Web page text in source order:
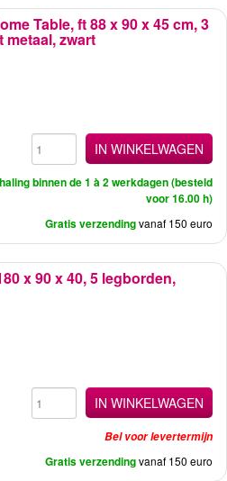
Table, ft 88 x 90 x 45 cm, 3
metaal, zwart
IN WINKELWAGEN
binnen de 1 à 2 werkdagen (besteld
voor 16.00 h)
Gratis verzendingvanaf 150 euro
x 90 x 40, 5 legborden,
IN WINKELWAGEN
Bel voor levertermijn
Gratis verzendingvanaf 150 euro